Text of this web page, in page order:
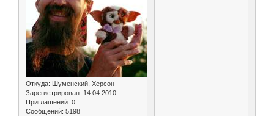
Откуда: Шуменский, Херсон
Зарегистрирован: 14.04.2010
Приглашений: 0
Сообщений: 5198